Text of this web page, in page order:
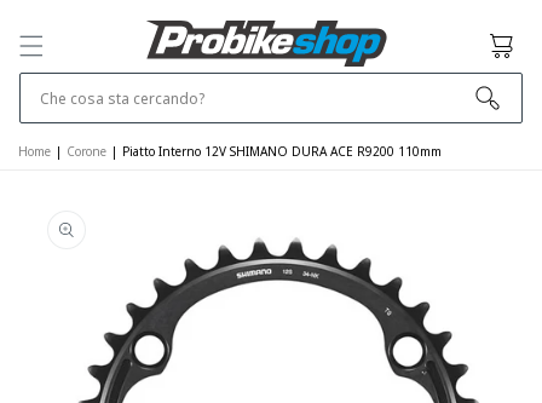
CONTENUTO
Che cosa sta cercando?
Cestino
Home | Corone | Piatto Interno 12V SHIMANO DURA ACE R9200 110mm
PRODOTTO